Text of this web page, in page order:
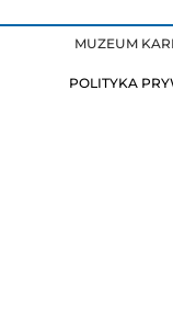
MUZEUM
POLITYKA